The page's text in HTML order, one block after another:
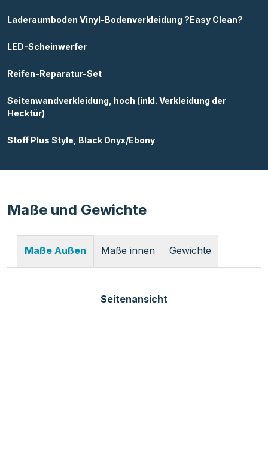
Laderaumboden Vinyl-Bodenverkleidung ?Easy Clean?
LED-Scheinwerfer
Reifen-Reparatur-Set
Seitenwandverkleidung, hoch (inkl. Verkleidung der
Hecktür)
Stoff Plus Style, Black Onyx/Ebony
Maße und Gewichte
Maße Außen Maße innen Gewichte
Seitenansicht